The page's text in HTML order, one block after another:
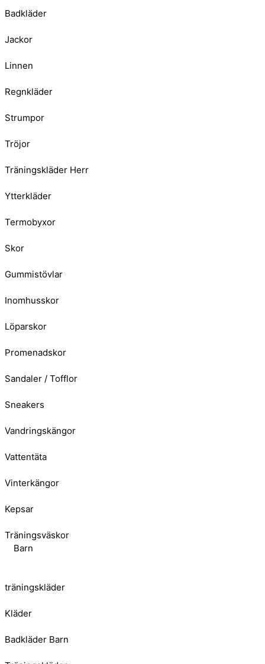
Badkläder
Jackor
Linnen
Regnkläder
Strumpor
Tröjor
Träningskläder Herr
Ytterkläder
Termobyxor
Skor
Gummistövlar
Inomhusskor
Löparskor
Promenadskor
Sandaler / Tofflor
Sneakers
Vandringskängor
Vattentäta
Vinterkängor
Kepsar
Träningsväskor
Barn
träningskläder
Kläder
Badkläder Barn